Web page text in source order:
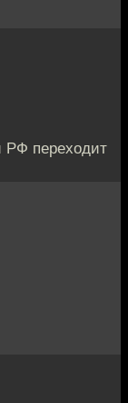
РФ переходит